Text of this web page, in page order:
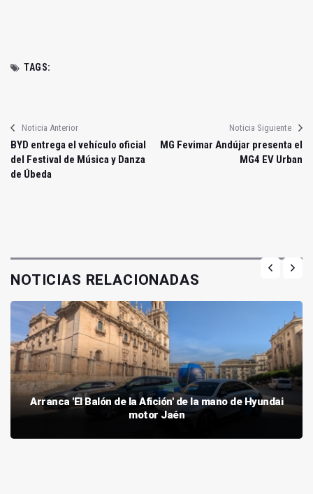
TAGS:
Noticia Anterior
BYD entrega el vehículo oficial
del Festival de Música y Danza
de Úbeda
Noticia Siguiente
MG Fevimar Andújar presenta el
MG4 EV Urban
NOTICIAS RELACIONADAS
Arranca 'El Balón de la Afición' de la mano de Hyundai
motor Jaén